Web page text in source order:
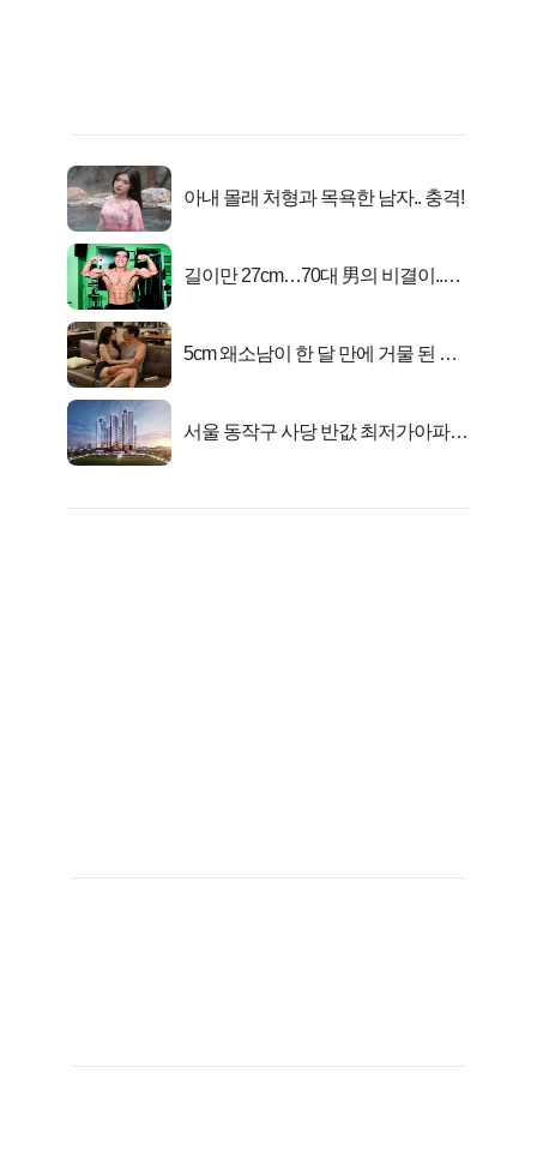
아내 몰래 처형과 목욕한 남자.. 충격!
길이만 27cm…70대 男의 비결이..충
5cm 왜소남이 한 달 만에 거물 된 사
서울 동작구 사당 반값 최저가아파트